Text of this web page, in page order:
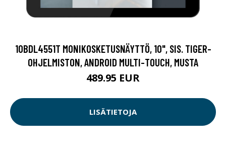
10BDL4551T MONIKOSKETUSNÄYTTÖ, 10", SIS. TIGER-
OHJELMISTON, ANDROID MULTI-TOUCH, MUSTA
489.95 EUR
LISÄTIETOJA